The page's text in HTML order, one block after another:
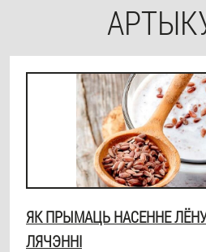
ЯК ПРЫМАЦЬ НАСЕННЕ
ЛЯЧЭННІ